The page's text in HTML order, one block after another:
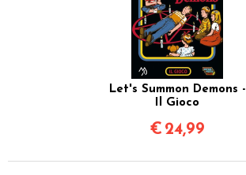
Let's Summon Demons -
Il Gioco
€ 24,99